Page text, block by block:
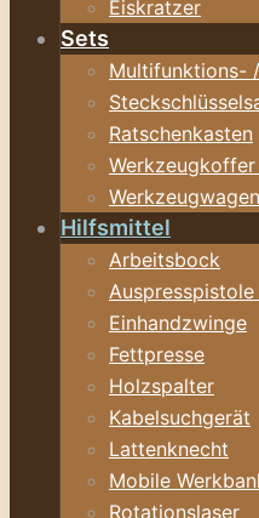
Eiskratzer
Sets
Multifunktions-
Ratschenkasten
Werkzeugkoffer
Werkzeugwagen
Hilfsmittel
Arbeitsbock
Einhandzwinge
Fettpresse
Holzspalter
Kabelsuchgerät
Lattenknecht
Mobile
Rotationslaser